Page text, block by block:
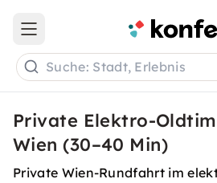
Open main menu
Suche: Stadt, Erlebnis
Private Elektro-
Wien (30–40 Min)
Private Wien-Rundfahrt im